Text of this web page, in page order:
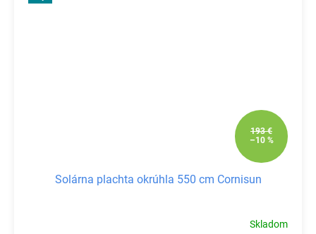
193 €
–10 %
Solárna plachta okrúhla 550 cm Cornisun
Skladom